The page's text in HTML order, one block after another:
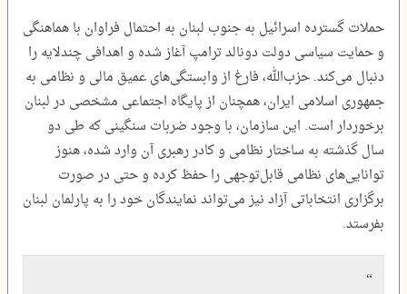
حملات گسترده اسرائیل به جنوب لبنان به ‌احتمال فراوان با هماهنگی
و حمایت سیاسی دولت دونالد ترامپ آغاز شده و اهدافی چندلایه را
دنبال می‌کند. حزب‌الله، فارغ از وابستگی‌های عمیق مالی و نظامی به
جمهوری اسلامی ایران، همچنان از پایگاه اجتماعی مشخصی در لبنان
برخوردار است. این سازمان، با وجود ضربات سنگینی که طی دو
سال گذشته به ساختار نظامی و کادر رهبری آن وارد شده، هنوز
توانایی‌های نظامی قابل‌توجهی را حفظ کرده و حتی در صورت
برگزاری انتخاباتی آزاد نیز می‌تواند نمایندگان خود را به پارلمان لبنان
بفرستد.